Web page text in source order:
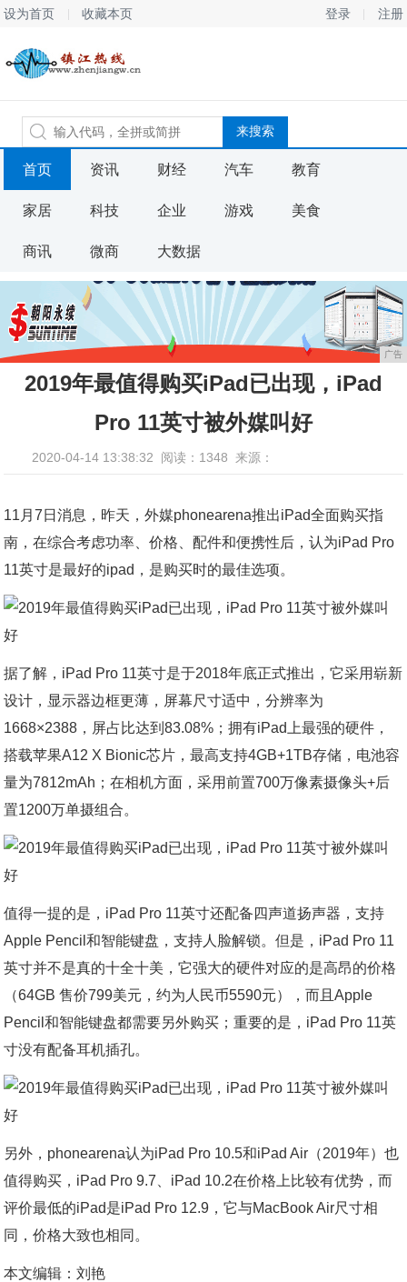
设为首页 收藏本页 登录 注册
首页 资讯 财经 汽车 教育
家居 科技 企业 游戏 美食
商讯 微商 大数据
广告
2019年最值得购买iPad已出现，iPad
Pro 11英寸被外媒叫好
2020-04-14 13:38:32 阅读：1348 来源：
11月7日消息，昨天，外媒phonearena推出iPad全面购买指
南，在综合考虑功率、价格、配件和便携性后，认为iPad Pro
11英寸是最好的ipad，是购买时的最佳选项。
据了解，iPad Pro 11英寸是于2018年底正式推出，它采用崭新
设计，显示器边框更薄，屏幕尺寸适中，分辨率为
1668×2388，屏占比达到83.08%；拥有iPad上最强的硬件，
搭载苹果A12 X Bionic芯片，最高支持4GB+1TB存储，电池容
量为7812mAh；在相机方面，采用前置700万像素摄像头+后
置1200万单摄组合。
值得一提的是，iPad Pro 11英寸还配备四声道扬声器，支持
Apple Pencil和智能键盘，支持人脸解锁。但是，iPad Pro 11
英寸并不是真的十全十美，它强大的硬件对应的是高昂的价格
（64GB 售价799美元，约为人民币5590元），而且Apple
Pencil和智能键盘都需要另外购买；重要的是，iPad Pro 11英
寸没有配备耳机插孔。
另外，phonearena认为iPad Pro 10.5和iPad Air（2019年）也
值得购买，iPad Pro 9.7、iPad 10.2在价格上比较有优势，而
评价最低的iPad是iPad Pro 12.9，它与MacBook Air尺寸相
同，价格大致也相同。
本文编辑：刘艳